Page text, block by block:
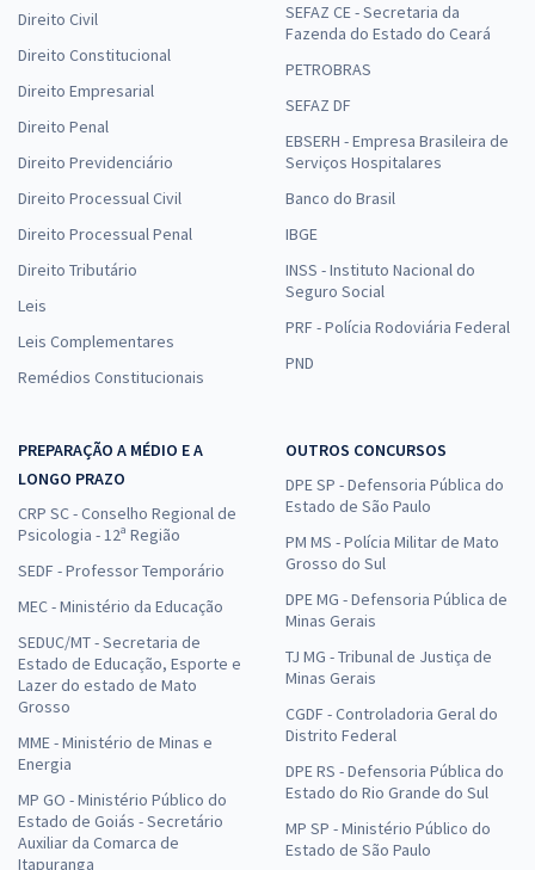
Direito Civil
Direito Constitucional
Direito Empresarial
Direito Penal
Direito Previdenciário
Direito Processual Civil
Direito Processual Penal
Direito Tributário
Leis
Leis Complementares
Remédios Constitucionais
SEFAZ CE - Secretaria da
Fazenda do Estado do Ceará
PETROBRAS
SEFAZ DF
EBSERH - Empresa Brasileira de
Serviços Hospitalares
Banco do Brasil
IBGE
INSS - Instituto Nacional do
Seguro Social
PRF - Polícia Rodoviária Federal
PND
PREPARAÇÃO A MÉDIO E A
LONGO PRAZO
CRP SC - Conselho Regional de
Psicologia - 12ª Região
SEDF - Professor Temporário
MEC - Ministério da Educação
SEDUC/MT - Secretaria de
Estado de Educação, Esporte e
Lazer do estado de Mato
Grosso
MME - Ministério de Minas e
Energia
MP GO - Ministério Público do
Estado de Goiás - Secretário
Auxiliar da Comarca de
Itapuranga
OUTROS CONCURSOS
DPE SP - Defensoria Pública do
Estado de São Paulo
PM MS - Polícia Militar de Mato
Grosso do Sul
DPE MG - Defensoria Pública de
Minas Gerais
TJ MG - Tribunal de Justiça de
Minas Gerais
CGDF - Controladoria Geral do
Distrito Federal
DPE RS - Defensoria Pública do
Estado do Rio Grande do Sul
MP SP - Ministério Público do
Estado de São Paulo